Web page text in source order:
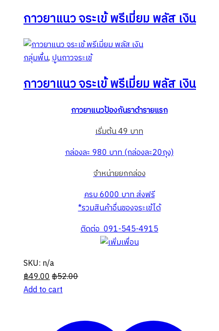
กาวยาแนว จระเข้ พรีเมี่ยม พลัส เงิน
กลุ่มพื้น,ปูนกาวจระเข้
กาวยาแนว จระเข้ พรีเมี่ยม พลัส เงิน
กาวยาแนวป้องกันราดำรายแรก
เริ่มต้น 49 บาท
กล่องละ 980 บาท (กล่องละ20ถุง)
จำหน่ายยกกล่อง
ครบ 6000 บาท ส่งฟรี
*รวมสินค้าอื่นของจระเข้ได้
ติดต่อ 091-545-4915
SKU: n/a
฿49.00฿52.00
Add to cart